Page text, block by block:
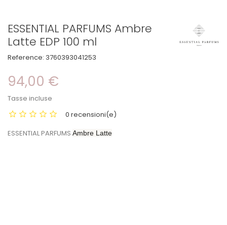
ESSENTIAL PARFUMS Ambre
Latte EDP 100 ml
Reference: 3760393041253
94,00 €
Tasse incluse
0 recensioni(e)
ESSENTIAL PARFUMS Ambre Latte